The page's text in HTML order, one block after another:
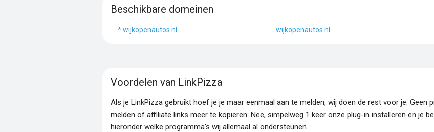
Beschikbare domeinen
*.wijkopenautos.nl wijkopenautos.nl
Voordelen van LinkPizza
Als je LinkPizza gebruikt hoef je je maar eenmaal aan te melden, wij doen de rest voor je. Geen
melden of affiliate links meer te kopiëren. Nee, simpelweg 1 keer onze plug-in installeren en je
hieronder welke programma’s wij allemaal al ondersteunen.